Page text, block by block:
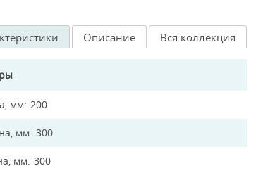
Описание Вся коллекция
мм 200
мм 300
мм 300